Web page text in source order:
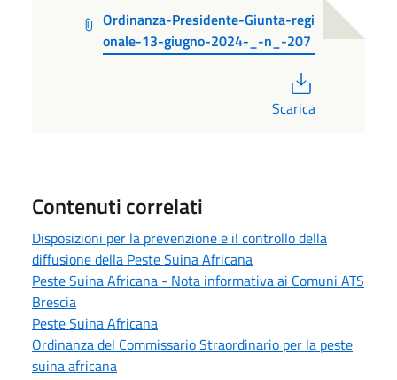
Ordinanza-Presidente-Giunta-regi
onale-13-giugno-2024-_-n_-207
Scarica
Contenuti correlati
Disposizioni per la prevenzione e il controllo della
diffusione della Peste Suina Africana
Peste Suina Africana - Nota informativa ai Comuni ATS
Brescia
Peste Suina Africana
Ordinanza del Commissario Straordinario per la peste
suina africana